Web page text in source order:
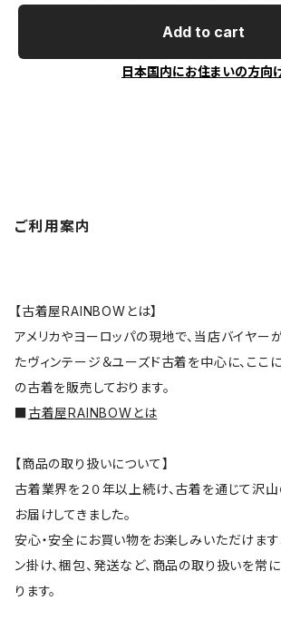
Add to cart
日本国内にお住まいの方向
ご利用案内
【古着屋RAINBOWとは】
アメリカやヨーロッパの現地で、当店バイヤー
たヴィンテージ＆ユーズド古着を中心に、ここ
の古着を販売しております。
■古着屋RAINBOWとは
【商品の取り扱いについて】
古着業界を２０年以上続け、古着を通じて沢
お届けしてきました。
安心・安全にお買い物をお楽しみいただけます
ン掛け、梱包、発送など、商品の取り扱いを常
ります。